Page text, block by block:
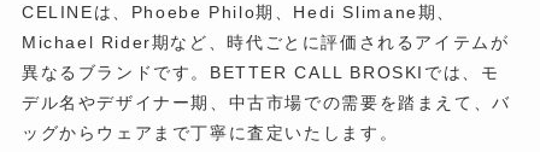
CELINEは、Phoebe Philo期、Hedi Slimane期、
Michael Rider期など、時代ごとに評価されるアイテムが
異なるブランドです。BETTER CALL BROSKIでは、モ
デル名やデザイナー期、中古市場での需要を踏まえて、バ
ッグからウェアまで丁寧に査定いたします。